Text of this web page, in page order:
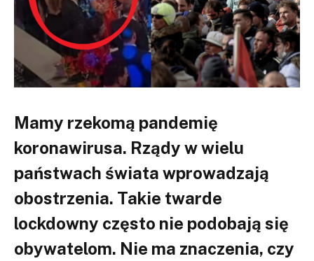
Mamy rzekomą pandemię
koronawirusa. Rządy w wielu
państwach świata wprowadzają
obostrzenia. Takie twarde
lockdowny często nie podobają się
obywatelom. Nie ma znaczenia, czy